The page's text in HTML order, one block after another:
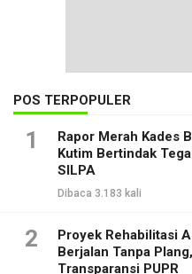
POS TERPOPULER
1
Rapor Merah Kades
Kutim Bertindak
SILPA
Dibaca 3.183 kali
2
Proyek Rehabilitasi
Berjalan Tanpa
Transparansi PUPR